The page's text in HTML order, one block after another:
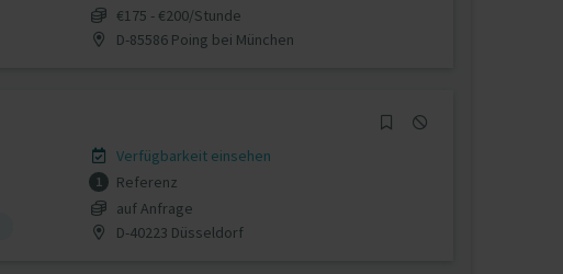
€175 - €200/Stunde
D-85586 Poing bei München
Verfügbarkeit einsehen
1
Referenz
auf Anfrage
D-40223 Düsseldorf